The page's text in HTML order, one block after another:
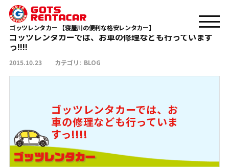
ゴッツレンタカー 【寝屋川の便利な格安レンタカー】
TOP BLOG
ゴッツレンタカーでは、お車の修理なども行っています
っ!!!!
2015.10.23 カテゴリ: BLOG
ゴッツレンタカーでは、お
車の修理なども行っていま
すっ!!!!